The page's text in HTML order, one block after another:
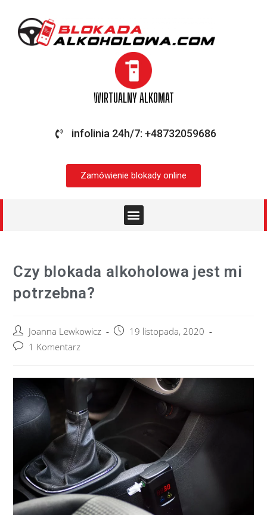
WIRTUALNY ALKOMAT
infolinia 24h/7: +48732059686
Zamówienie blokady online
Czy blokada alkoholowa jest mi
potrzebna?
Joanna Lewkowicz
19 listopada, 2020
1 Komentarz